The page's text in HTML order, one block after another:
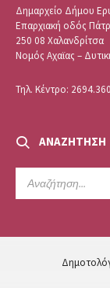
Δημαρχείο Δήμου
Επαρχιακή οδός
250 08 Χαλανδρίτσα
Νομός Αχαϊας –
Τηλ. Κέντρο:
ΑΝΑΖΉΤΗΣΗ